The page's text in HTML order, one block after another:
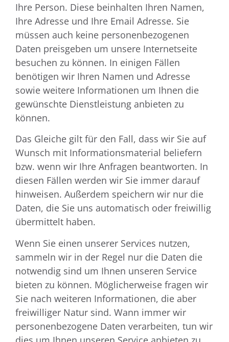
Ihre Person. Diese beinhalten Ihren Namen,
Ihre Adresse und Ihre Email Adresse. Sie
müssen auch keine personenbezogenen
Daten preisgeben um unsere Internetseite
besuchen zu können. In einigen Fällen
benötigen wir Ihren Namen und Adresse
sowie weitere Informationen um Ihnen die
gewünschte Dienstleistung anbieten zu
können.
Das Gleiche gilt für den Fall, dass wir Sie auf
Wunsch mit Informationsmaterial beliefern
bzw. wenn wir Ihre Anfragen beantworten. In
diesen Fällen werden wir Sie immer darauf
hinweisen. Außerdem speichern wir nur die
Daten, die Sie uns automatisch oder freiwillig
übermittelt haben.
Wenn Sie einen unserer Services nutzen,
sammeln wir in der Regel nur die Daten die
notwendig sind um Ihnen unseren Service
bieten zu können. Möglicherweise fragen wir
Sie nach weiteren Informationen, die aber
freiwilliger Natur sind. Wann immer wir
personenbezogene Daten verarbeiten, tun wir